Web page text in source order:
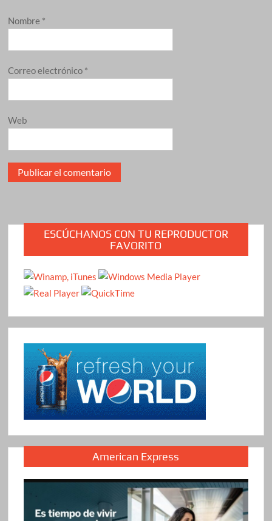
Nombre *
Correo electrónico *
Web
ESCÚCHANOS CON TU REPRODUCTOR
FAVORITO
American Express